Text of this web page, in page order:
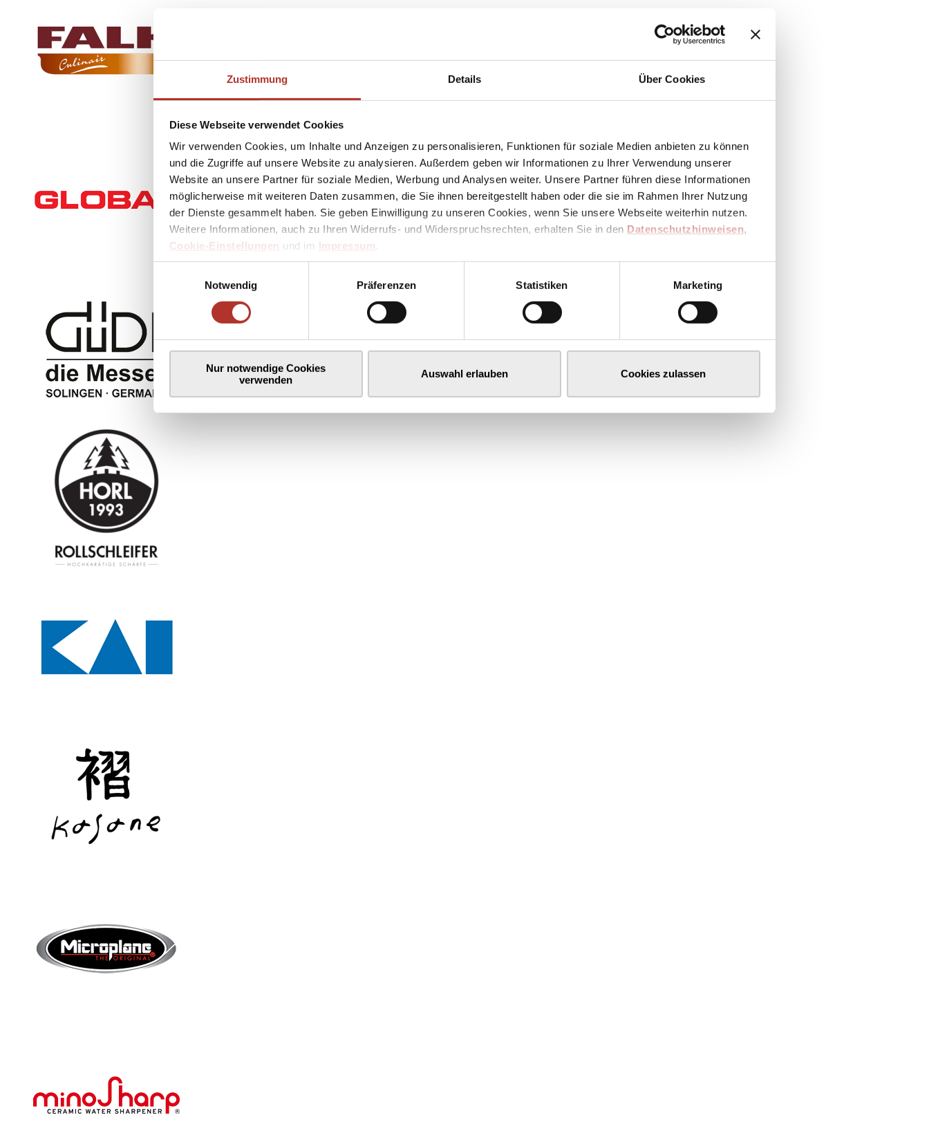
Zustimmung Details Über Cookies
Diese Webseite verwendet Cookies
Wir verwenden Cookies, um Inhalte und Anzeigen zu personalisieren, Funktionen für soziale Medien anbieten zu können
und die Zugriffe auf unsere Website zu analysieren. Außerdem geben wir Informationen zu Ihrer Verwendung unserer
Website an unsere Partner für soziale Medien, Werbung und Analysen weiter. Unsere Partner führen diese Informationen
möglicherweise mit weiteren Daten zusammen, die Sie ihnen bereitgestellt haben oder die sie im Rahmen Ihrer Nutzung
der Dienste gesammelt haben. Sie geben Einwilligung zu unseren Cookies, wenn Sie unsere Webseite weiterhin nutzen.
Weitere Informationen, auch zu Ihren Widerrufs- und Widerspruchsrechten, erhalten Sie in den Datenschutzhinweisen,
Cookie-Einstellungen und im Impressum
Notwendig
Präferenzen Statistiken Marketing
Nur notwendige Cookies
verwenden
Auswahl erlauben Cookies zulassen